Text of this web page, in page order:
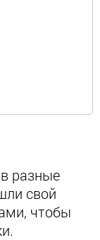
разные
свой
чтобы